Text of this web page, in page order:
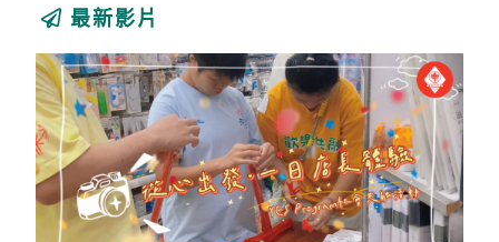
最新影片